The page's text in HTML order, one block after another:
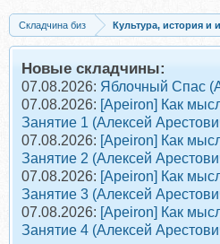
Складчина биз
Культура, история и
Запись Как искусство говорит о Боге:
Новые складчины:
07.08.2026: Яблочный Спас
07.08.2026: [Apeiron] Как
Занятие 1 (Алексей
07.08.2026: [Apeiron] Как
Занятие 2 (Алексей
07.08.2026: [Apeiron] Как
Занятие 3 (Алексей
07.08.2026: [Apeiron] Как
Занятие 4 (Алексей